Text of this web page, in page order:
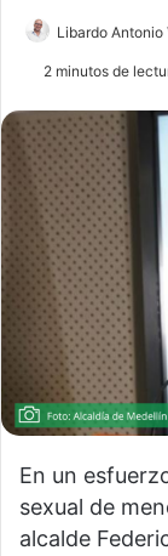
Libardo Antonio
2 minutos de
En un
sexual de
alcalde